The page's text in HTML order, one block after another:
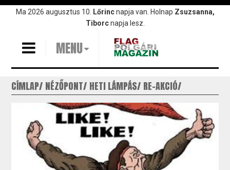
UgrásMa 2026 augusztus 10. Lőrincnapja van. Holnap Zsuzsanna,
Tiborcnapja lesz.
MENU
CÍMLAP NÉZŐPONT HETI LÁMPÁS RE-AKCIÓ